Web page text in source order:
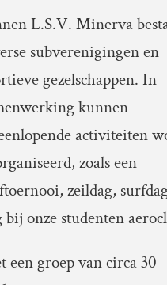
L.S.V. Minerva
subverenigingen en
gezelschappen. In
kunnen
activiteiten
zoals een
zeildag,
bij onze studenten
een groep van circa 30